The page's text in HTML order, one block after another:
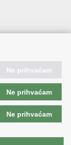
Ne prihvaćam
Ne prihvaćam
Ne prihvaćam